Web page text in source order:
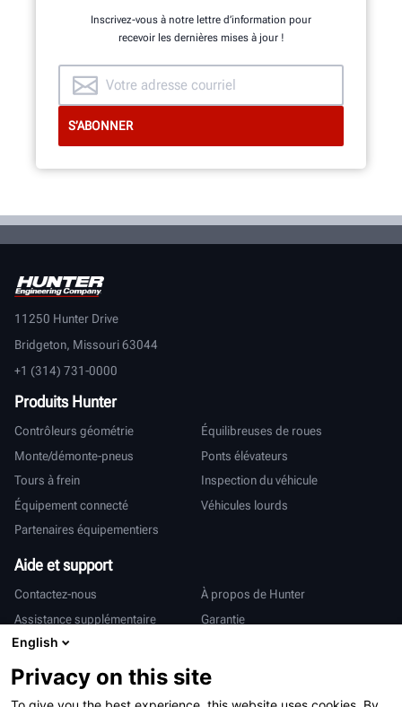
Inscrivez-vous à notre lettre d’information pour
recevoir les dernières mises à jour !
11250 Hunter Drive
Bridgeton, Missouri 63044
+1 (314) 731-0000
Produits Hunter
Contrôleurs géométrie
Équilibreuses de roues
Monte/démonte-pneus
Ponts élévateurs
Tours à frein
Inspection du véhicule
Équipement connecté
Véhicules lourds
Partenaires équipementiers
Aide et support
Contactez-nous
À propos de Hunter
Assistance supplémentaire
Garantie
International
Ventes et services
Deutsch
English
Privacy on this site